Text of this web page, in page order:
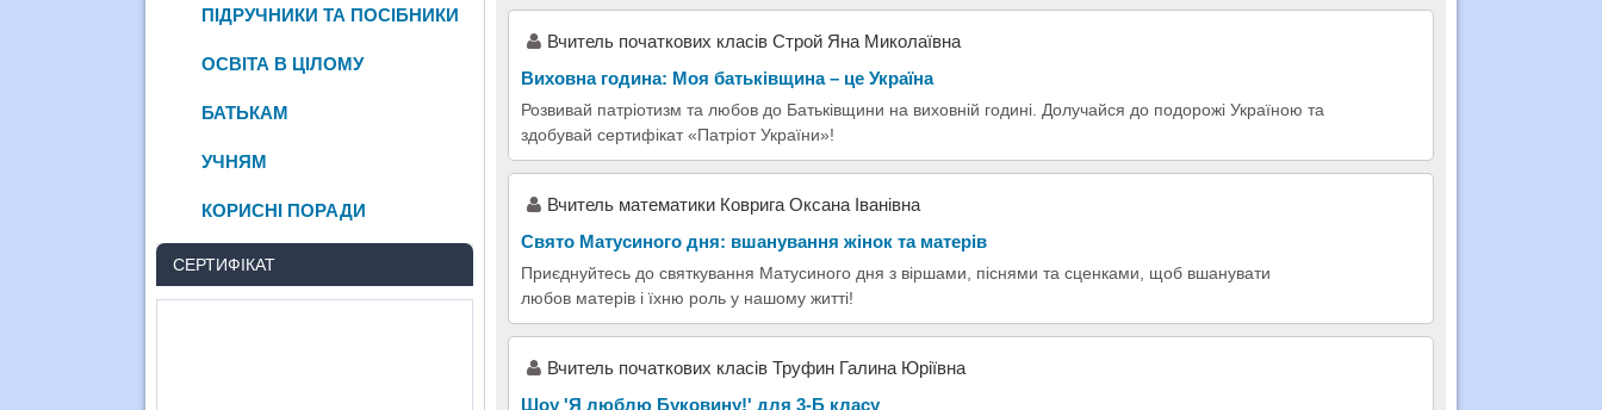
Вчитель початкових класів Строй Яна Миколаївна
Виховна година: Моя батьківщина – це Україна
Розвивай патріотизм та любов до Батьківщини на виховній годині. Долучайся до подорожі Україною та
здобувай сертифікат «Патріот України»!
Вчитель математики Коврига Оксана Іванівна
Свято Матусиного дня: вшанування жінок та матерів
Приєднуйтесь до святкування Матусиного дня з віршами, піснями та сценками, щоб вшанувати
любов матерів і їхню роль у нашому житті!
Вчитель початкових класів Труфин Галина Юріївна
Шоу 'Я люблю Буковину!' для 3-Б класу
ПІДРУЧНИКИ ТА ПОСІБНИКИ
ОСВІТА В ЦІЛОМУ
БАТЬКАМ
УЧНЯМ
КОРИСНІ ПОРАДИ
СЕРТИФІКАТ